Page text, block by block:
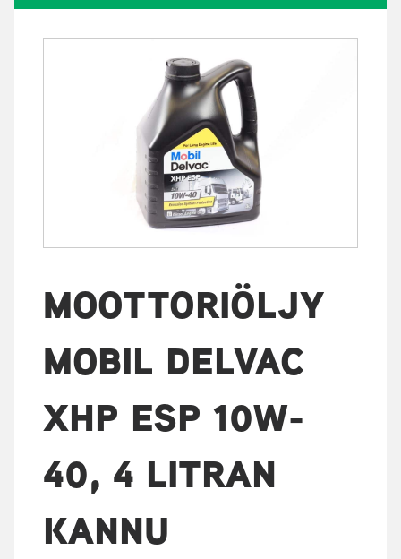
MOOTTORIÖLJY
MOBIL DELVAC
XHP ESP 10W-
40, 4 LITRAN
KANNU